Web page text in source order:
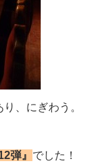
り、にぎわう。
弾』 でした！